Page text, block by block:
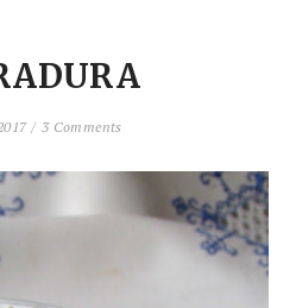
/ 3 Comments